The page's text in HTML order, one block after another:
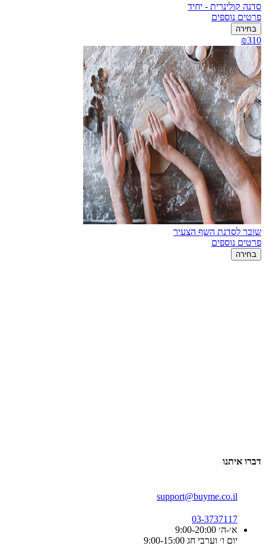
סדנה קולינרית - יחיד
פרטים נוספים
בחירה
₪310
שובר לסדנת השף הצעיר
פרטים נוספים
בחירה
דברו איתנו
support@buyme.co.il
03-3737117
א׳-ה׳ 9:00-20:00
יום ו׳ וערבי חג 9:00-15:00